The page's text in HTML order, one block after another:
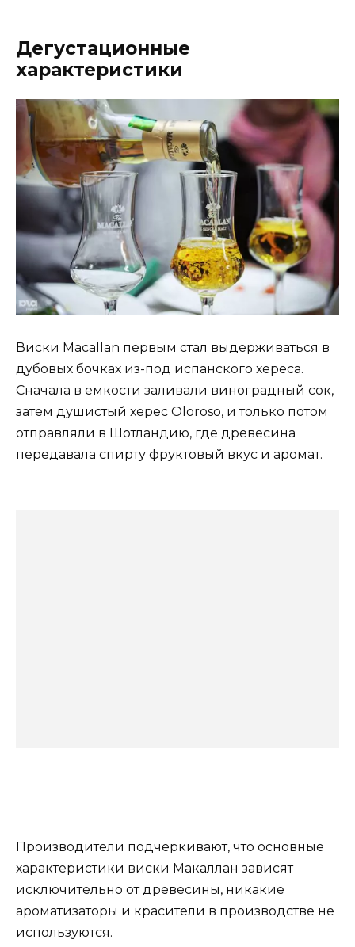
Дегустационные
характеристики
Виски Macallan первым стал выдерживаться в
дубовых бочках из-под испанского хереса.
Сначала в емкости заливали виноградный сок,
затем душистый херес Oloroso, и только потом
отправляли в Шотландию, где древесина
передавала спирту фруктовый вкус и аромат.
Производители подчеркивают, что основные
характеристики виски Макаллан зависят
исключительно от древесины, никакие
ароматизаторы и красители в производстве не
используются.